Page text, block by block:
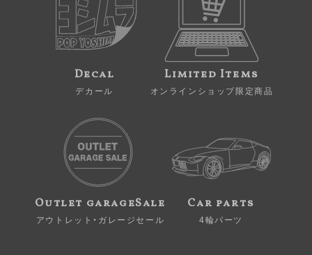
Decal
デカール
Limited Items
オンラインショップ限定商品
Outlet garageSale
アウトレット・ガレージセール
Car parts
4輪パーツ